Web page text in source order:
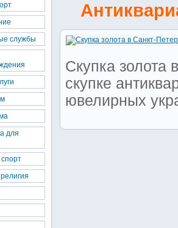
Скупка золота
скупке
ювелирных
службы
для